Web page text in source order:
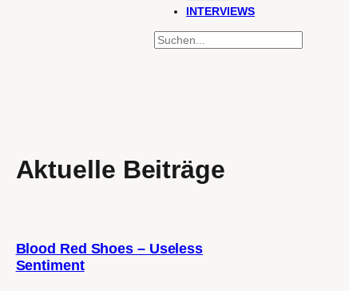
INTERVIEWS
SUCHEN
Aktuelle Beiträge
Blood Red Shoes – Useless
Sentiment